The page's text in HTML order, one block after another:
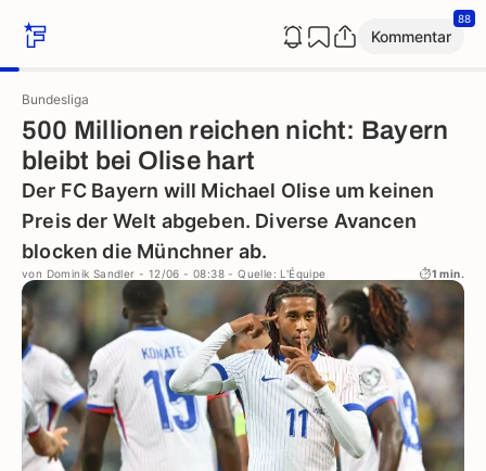
Kommentar
88
Bundesliga
500 Millionen reichen nicht: Bayern
bleibt bei Olise hart
Der FC Bayern will Michael Olise um keinen
Preis der Welt abgeben. Diverse Avancen
blocken die Münchner ab.
von Dominik Sandler - 12/06 - 08:38 - Quelle: L'Équipe 1 min.